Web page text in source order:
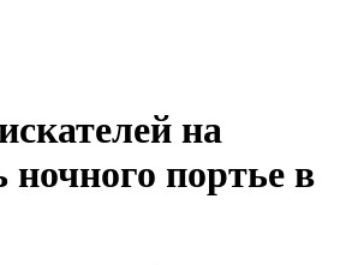
на
ночного портье в